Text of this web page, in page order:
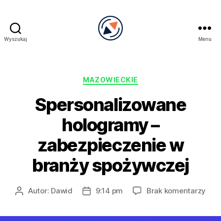
Wyszukaj Menu
Kategorie
MAZOWIECKIE
Spersonalizowane
hologramy –
zabezpieczenie w
branży spożywczej
AutorAutor: Dawid
Data9:14 pm Brak komentarzy